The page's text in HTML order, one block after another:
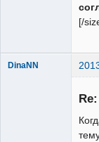
[/
DinaNN